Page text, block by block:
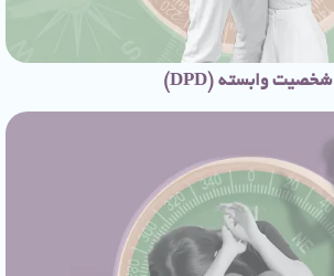
شخصیت وابسته (DPD)